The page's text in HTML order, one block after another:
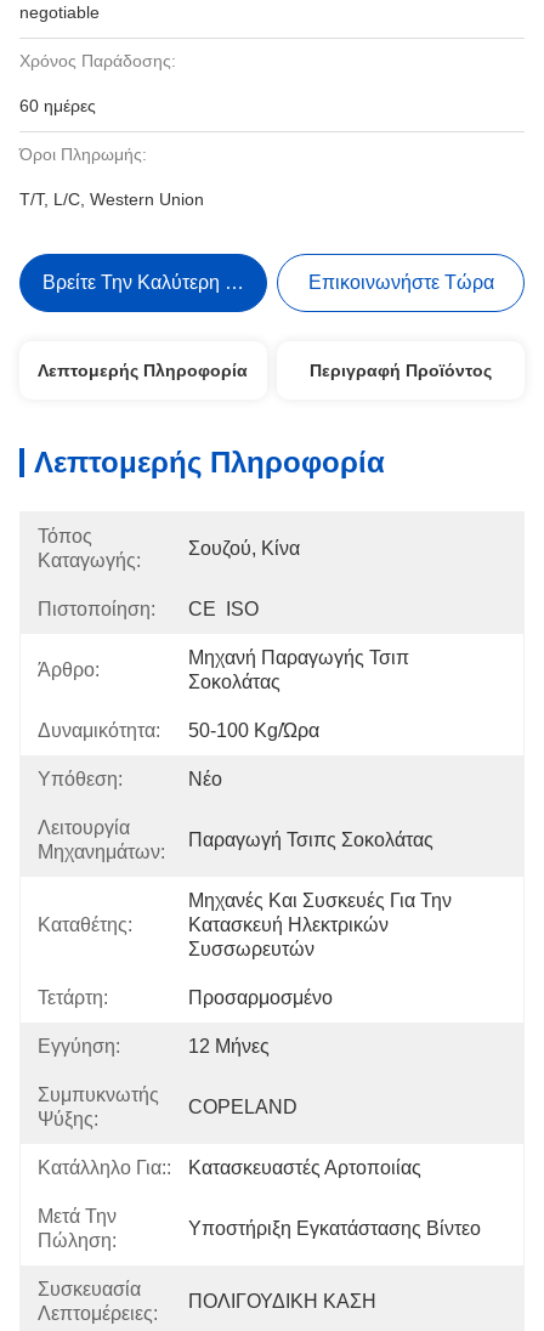
negotiable
Χρόνος Παράδοσης:
60 ημέρες
Όροι Πληρωμής:
T/T, L/C, Western Union
Βρείτε Την Καλύτερη Τιμή Επικοινωνήστε Τώρα
Λεπτομερής Πληροφορία Περιγραφή Προϊόντος
Λεπτομερής Πληροφορία
Τόπος
Καταγωγής:
Σουζού, Κίνα
Πιστοποίηση: CE  ISO
Άρθρο:
Μηχανή Παραγωγής Τσιπ
Σοκολάτας
Δυναμικότητα: 50-100 Kg/ώρα
Υπόθεση: Νέο
Λειτουργία
Μηχανημάτων:
Παραγωγή Τσιπς Σοκολάτας
Καταθέτης:
Μηχανές Και Συσκευές Για Την
Κατασκευή Ηλεκτρικών
Συσσωρευτών
Τετάρτη: Προσαρμοσμένο
Εγγύηση: 12 Μήνες
Συμπυκνωτής
Ψύξης:
COPELAND
Κατάλληλο Για:: Κατασκευαστές Αρτοποιίας
Μετά Την
Πώληση:
Υποστήριξη Εγκατάστασης Βίντεο
Συσκευασία
Λεπτομέρειες:
ΠΟΛΙΓΟΥΔΙΚΗ ΚΑΣΗ